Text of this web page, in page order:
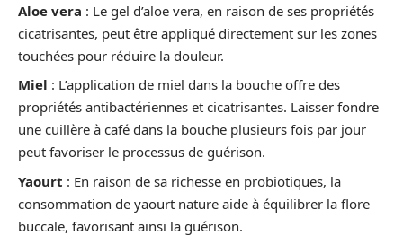
Aloe vera : Le gel d’aloe vera, en raison de ses propriétés
cicatrisantes, peut être appliqué directement sur les zones
touchées pour réduire la douleur.
Miel : L’application de miel dans la bouche offre des
propriétés antibactériennes et cicatrisantes. Laisser fondre
une cuillère à café dans la bouche plusieurs fois par jour
peut favoriser le processus de guérison.
Yaourt : En raison de sa richesse en probiotiques, la
consommation de yaourt nature aide à équilibrer la flore
buccale, favorisant ainsi la guérison.